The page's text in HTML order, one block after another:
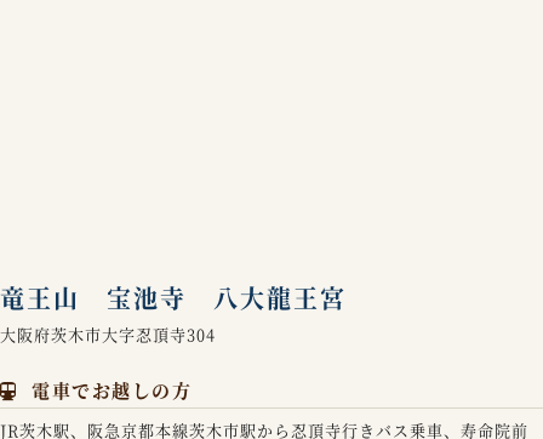
竜王山 宝池寺 八大龍王宮
大阪府茨木市大字忍頂寺304
電車でお越しの方
JR茨木駅、阪急京都本線茨木市駅から忍頂寺行きバス乗車、寿命院前